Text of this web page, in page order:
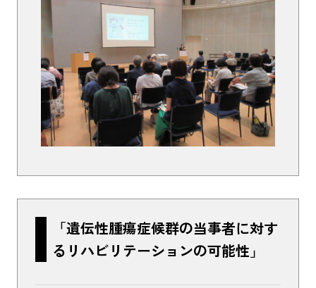
「遺伝性腫瘍症候群の当事者に対す
るリハビリテーションの可能性」